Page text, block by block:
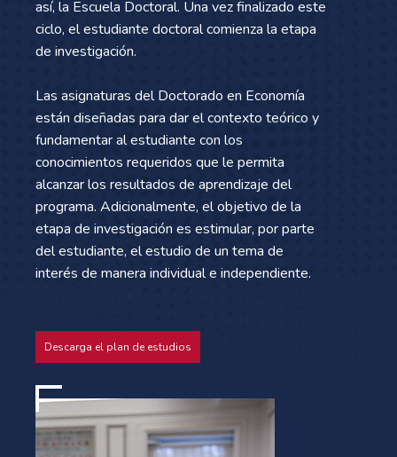
así, la Escuela Doctoral. Una vez finalizado este
ciclo, el estudiante doctoral comienza la etapa
de investigación.
Las asignaturas del Doctorado en Economía
están diseñadas para dar el contexto teórico y
fundamentar al estudiante con los
conocimientos requeridos que le permita
alcanzar los resultados de aprendizaje del
programa. Adicionalmente, el objetivo de la
etapa de investigación es estimular, por parte
del estudiante, el estudio de un tema de
interés de manera individual e independiente.
Descarga el plan de estudios